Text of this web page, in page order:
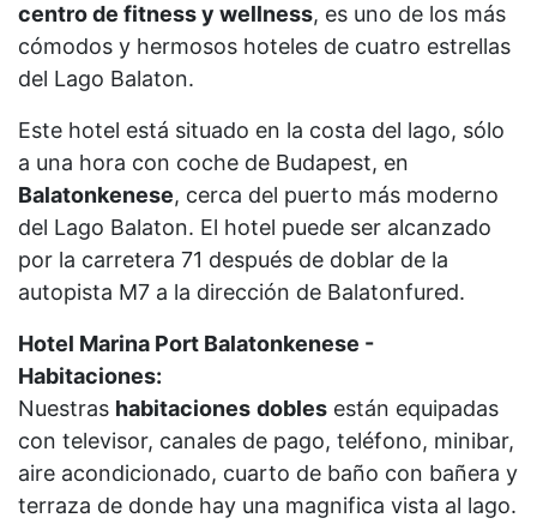
centro de fitness y wellness, es uno de los más
cómodos y hermosos hoteles de cuatro estrellas
del Lago Balaton.
Este hotel está situado en la costa del lago, sólo
a una hora con coche de Budapest, en
Balatonkenese, cerca del puerto más moderno
del Lago Balaton. El hotel puede ser alcanzado
por la carretera 71 después de doblar de la
autopista M7 a la dirección de Balatonfured.
Hotel Marina Port Balatonkenese -
Habitaciones:
Nuestras habitaciones dobles están equipadas
con televisor, canales de pago, teléfono, minibar,
aire acondicionado, cuarto de baño con bañera y
terraza de donde hay una magnifica vista al lago.